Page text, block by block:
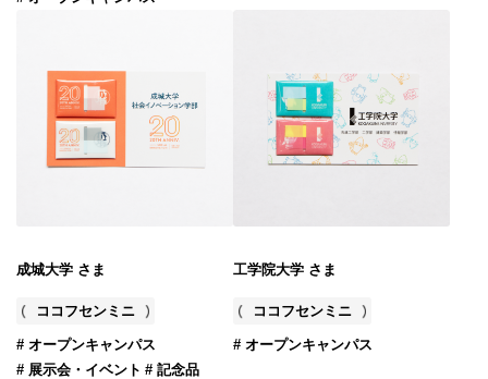
成城大学 さま
ココフセンミニ
# オープンキャンパス
# 展示会・イベント # 記念品
工学院大学 さま
ココフセンミニ
# オープンキャンパス